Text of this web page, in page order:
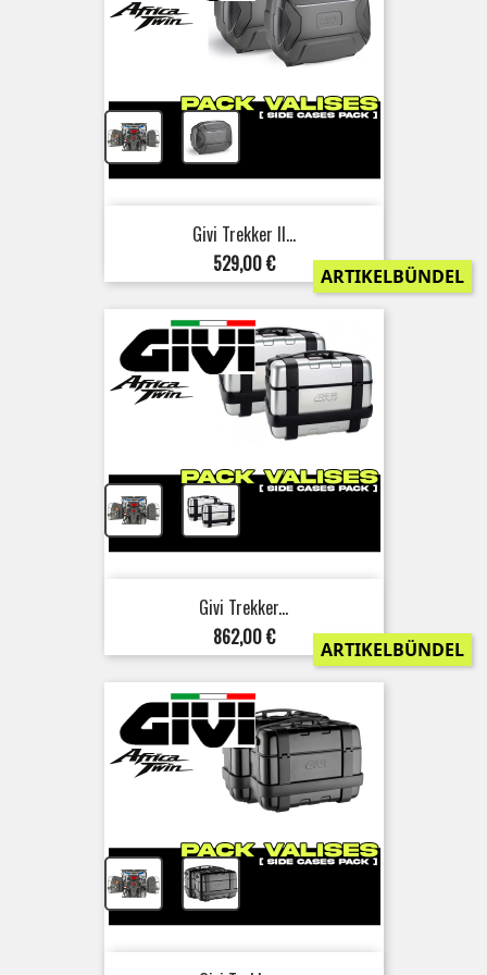
Givi Trekker II...
Preis
529,00 € ARTIKELBÜNDEL
Givi Trekker...
Preis
862,00 € ARTIKELBÜNDEL